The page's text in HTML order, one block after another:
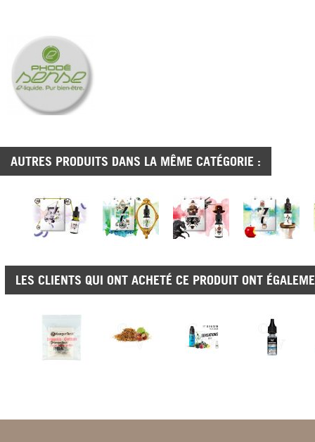
AUTRES PRODUITS DANS LA MÊME CATÉGORIE :
LES CLIENTS QUI ONT ACHETÉ CE PRODUIT ONT